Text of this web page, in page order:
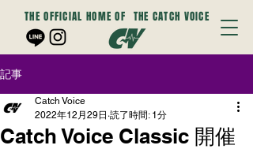
THE OFFICIAL HOME OF THE CATCH VOICE
記事
Catch Voice Classic 開催
Catch Voice
2022年12月29日 読了時間: 1分